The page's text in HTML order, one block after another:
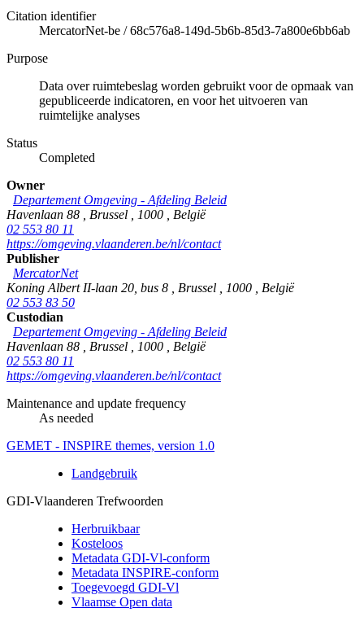
Citation identifier
MercatorNet-be /68c576a8-149d-5b6b-85d3-7a800e6bb6ab
Purpose
Data over ruimtebeslag worden gebruikt voor de opmaak van
gepubliceerde indicatoren, en voor het uitvoeren van
ruimtelijke analyses
Status
Completed
Owner
Departement Omgeving - Afdeling Beleid
Havenlaan 88
Brussel 1000
België
02 553 80 11
https://omgeving.vlaanderen.be/nl/contact
Publisher
MercatorNet
Koning Albert II-laan 20, bus 8
Brussel 1000
België
02 553 83 50
Custodian
Departement Omgeving - Afdeling Beleid
Havenlaan 88
Brussel 1000
België
02 553 80 11
https://omgeving.vlaanderen.be/nl/contact
Maintenance and update frequency
As needed
GEMET - INSPIRE themes, version 1.0
Landgebruik
GDI-Vlaanderen Trefwoorden
Herbruikbaar
Kosteloos
Metadata GDI-Vl-conform
Metadata INSPIRE-conform
Toegevoegd GDI-Vl
Vlaamse Open data